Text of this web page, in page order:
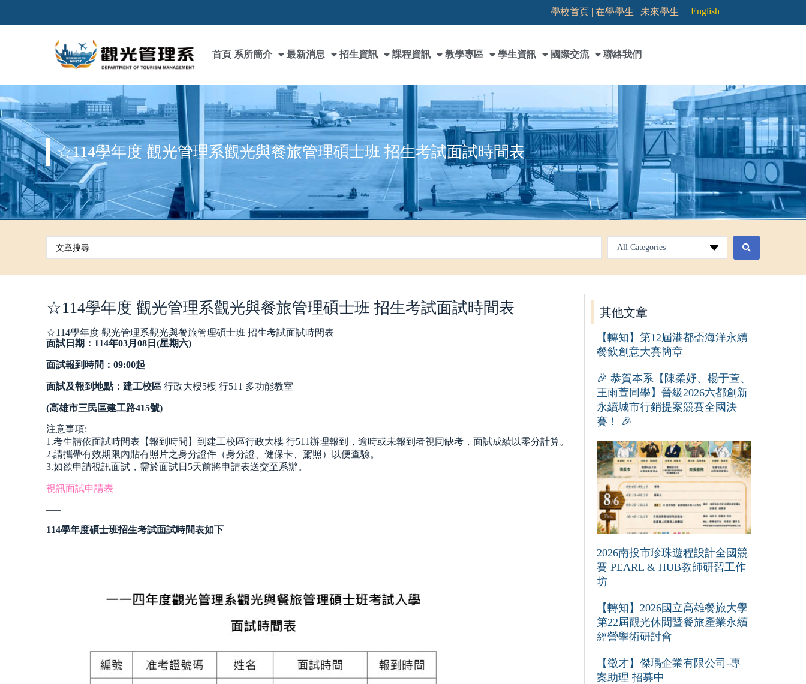
學校首頁 |在學學生 | 未來學生 English
首頁 系所簡介 最新消息 招生資訊 課程資訊 教學專區 學生資訊 國際交流 聯絡我們
☆114學年度 觀光管理系觀光與餐旅管理碩士班 招生考試面試時間表
All Categories
☆114學年度 觀光管理系觀光與餐旅管理碩士班 招生考試面試時間表
☆114學年度 觀光管理系觀光與餐旅管理碩士班 招生考試面試時間表
面試日期： 114年03月08 日(星期六)
面試報到時間：09:00起
面試及報到地點：建工校區 行政大樓5樓 行511 多功能教室
(高雄市三民區建工路415號)
注意事項:
1.考生請依面試時間表【報到時間】到建工校區行政大樓 行511辦理報到，逾時或未報到者視同缺考，面試成績以零分計算。
2.請攜帶有效期限內貼有照片之身分證件（身分證、健保卡、駕照）以便查驗。
3.如欲申請視訊面試，需於面試日5天前將申請表送交至系辦。
視訊面試申請表
—–
114學年度碩士班招生考試面試時間表如下
其他文章
【轉知】第12屆港都盃海洋永續
餐飲創意大賽簡章
🎉 恭賀本系【陳柔妤、楊于萱、
王雨萱同學】晉級2026六都創新
永續城市行銷提案競賽全國決
賽！ 🎉
2026南投市珍珠遊程設計全國競
賽 PEARL & HUB教師研習工作
坊
【轉知】2026國立高雄餐旅大學
第22屆觀光休閒暨餐旅產業永續
經營學術研討會
【徵才】傑瑀企業有限公司-專
案助理 招募中